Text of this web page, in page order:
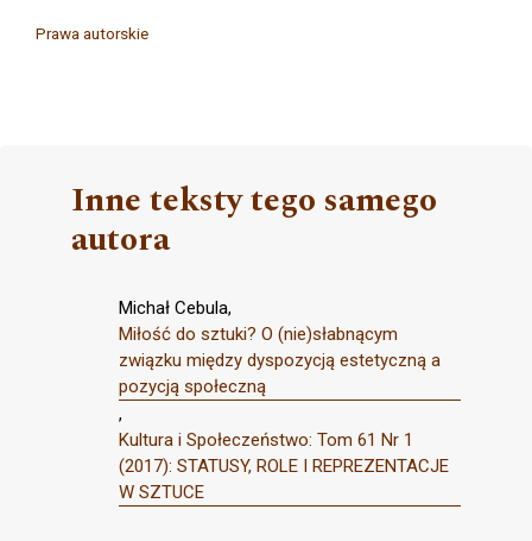
Prawa autorskie
Inne teksty tego samego
autora
Michał Cebula,
Miłość do sztuki? O (nie)słabnącym
związku między dyspozycją estetyczną a
pozycją społeczną
,
Kultura i Społeczeństwo: Tom 61 Nr 1
(2017): STATUSY, ROLE I REPREZENTACJE
W SZTUCE